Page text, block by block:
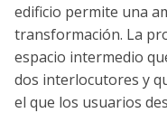
edificio permite una
transformación. La
espacio intermedio
dos interlocutores y
el que los usuarios